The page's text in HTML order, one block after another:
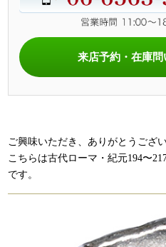
来店予約・在庫
ご興味いただき、ありがとうござい
こちらは古代ローマ・紀元194〜
です。